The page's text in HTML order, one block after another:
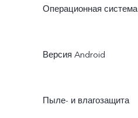
Операционная система
Версия Android
Пыле- и влагозащита